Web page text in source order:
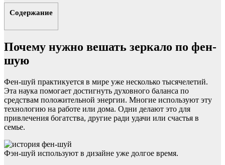
Содержание
Почему нужно вешать зеркало по фен-
шую
Фен-шуй практикуется в мире уже несколько тысячелетий.
Эта наука помогает достигнуть духовного баланса по
средствам положительной энергии. Многие используют эту
технологию на работе или дома. Одни делают это для
привлечения богатства, другие ради удачи или счастья в
семье.
Фэн-шуй используют в дизайне уже долгое время.